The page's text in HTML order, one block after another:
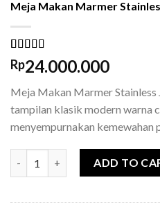
Meja Makan Marmer
Rated5.00
out of 5
1
customer
rating
Rp24.000.000
Meja Makan Marmer Stainless
tampilan klasik modern warna
menyempurnakan kemewahan
Meja Makan Marmer Stainless
ADD TO